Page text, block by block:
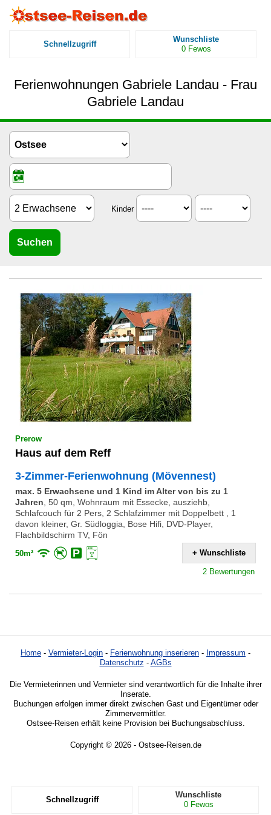
Schnellzugriff
Wunschliste
0 Fewos
Ferienwohnungen Gabriele Landau - Frau
Gabriele Landau
Kinder
Prerow
Haus auf dem Reff
3-Zimmer-Ferienwohnung (Mövennest)
max. 5 Erwachsene und 1 Kind im Alter von bis zu 1
Jahren, 50 qm, Wohnraum mit Essecke, ausziehb,
Schlafcouch für 2 Pers, 2 Schlafzimmer mit Doppelbett , 1
davon kleiner, Gr. Südloggia, Bose Hifi, DVD-Player,
Flachbildschirm TV, Fön
50m² + Wunschliste
2 Bewertungen
Home - Vermieter-Login - Ferienwohnung inserieren - Impressum -
Datenschutz - AGBs
Die Vermieterinnen und Vermieter sind verantwortlich für die Inhalte ihrer
Inserate.
Buchungen erfolgen immer direkt zwischen Gast und Eigentümer oder
Zimmervermittler.
Ostsee-Reisen erhält keine Provision bei Buchungsabschluss.
Copyright © 2026 - Ostsee-Reisen.de
Schnellzugriff
Wunschliste
0 Fewos